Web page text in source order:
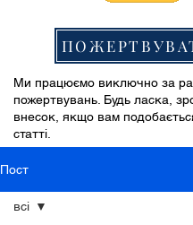
Ми працюємо виключно за
пожертвувань. Будь ласка,
внесок, якщо вам
статті.
Пост
всі